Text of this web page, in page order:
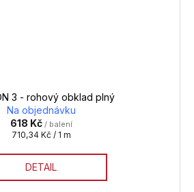
3 - rohový obklad plný
Na objednávku
618 Kč / balení
Měrná
710,34 Kč / 1 m
DETAIL